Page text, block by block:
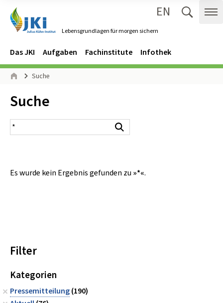
Lebensgrundlagen für morgen sichern
EN
Navigation
Hauptmenü
Das JKI Aufgaben Fachinstitute Infothek
Seitenpfad
Suche
Inhalt:
Suche
Suchergebnis
Es wurde kein Ergebnis gefunden zu »*«.
Filter
Kategorien
Pressemitteilung(190)